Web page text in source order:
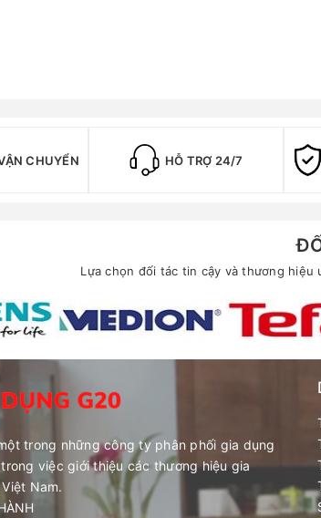
CHUYỂN HỖ TRỢ 24/7
Lựa chọn đối tác tin cậy và thương
trong những công ty phân phối gia dụng
việc giới thiệu các thương hiệu gia
Nam.